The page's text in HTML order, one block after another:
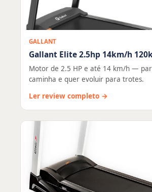
GALLANT
Gallant Elite 2.5hp 14km/h
Motor de 2.5 HP e até 14 km/h —
caminha e quer evoluir para trotes.
Ler review completo →